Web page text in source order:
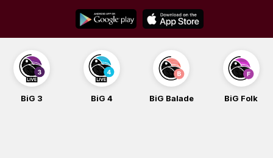
content
BiG 3 BiG 4 BiG Balade BiG Folk